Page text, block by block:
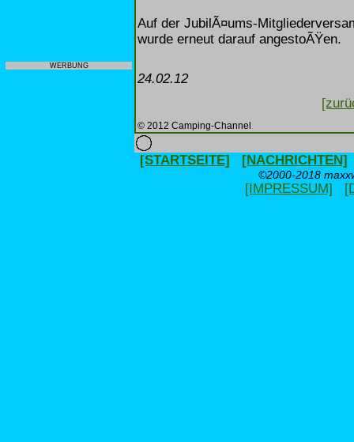
WERBUNG
Auf der JubilÃ¤ums-
wurde erneut darauf angestoÃŸen.
24.02.12
© 2012 Camping-Channel
[STARTSEITE] [NACHRICHTEN]
©2000-2018
[IMPRESSUM]